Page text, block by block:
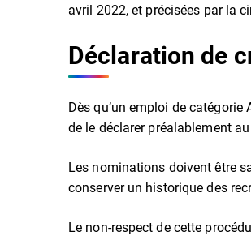
avril 2022, et précisées par la
Déclaration de
Dès qu’un emploi de catégorie
de le déclarer préalablement au
Les nominations doivent être
conserver un historique des
Le non-respect de cette